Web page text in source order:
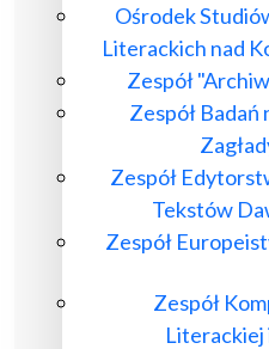
Ośrodek
Literackich nad
Zespół
Zespół
Zespół
Tekstów
Zespół
Zespół
Literackiej